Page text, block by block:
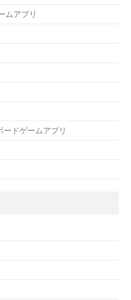
ムアプリ
ードゲームアプリ